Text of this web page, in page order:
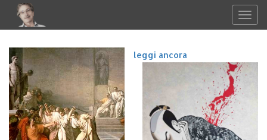
leggi ancora